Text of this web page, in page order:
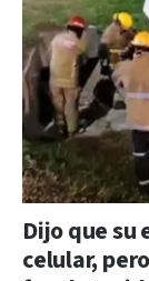
Dijo que su
celular,